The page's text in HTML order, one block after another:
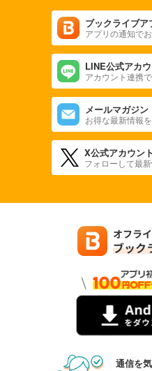
ブックライブア
アプリの通知で
LINE公式アカ
アカウント連携
メールマガジン
お得な最新情報
X公式アカウント
フォローして最
通信を